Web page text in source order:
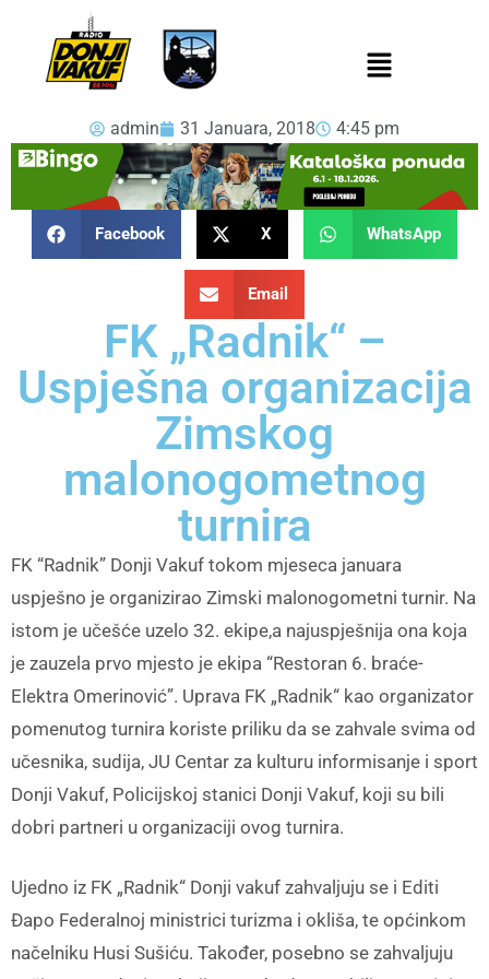
admin 31 Januara, 2018 4:45 pm
Facebook X WhatsApp
Email
FK „Radnik“ –
Uspješna organizacija
Zimskog
malonogometnog
turnira
FK “Radnik” Donji Vakuf tokom mjeseca januara
uspješno je organizirao Zimski malonogometni turnir. Na
istom je učešće uzelo 32. ekipe,a najuspješnija ona koja
je zauzela prvo mjesto je ekipa “Restoran 6. braće-
Elektra Omerinović”. Uprava FK „Radnik“ kao organizator
pomenutog turnira koriste priliku da se zahvale svima od
učesnika, sudija, JU Centar za kulturu informisanje i sport
Donji Vakuf, Policijskoj stanici Donji Vakuf, koji su bili
dobri partneri u organizaciji ovog turnira.
Ujedno iz FK „Radnik“ Donji vakuf zahvaljuju se i Editi
Đapo Federalnoj ministrici turizma i okliša, te općinkom
načelniku Husi Sušiću. Također, posebno se zahvaljuju